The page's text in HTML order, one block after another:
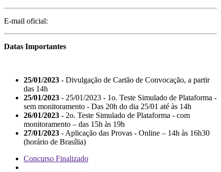
E-mail oficial:
Datas Importantes
25/01/2023 - Divulgação de Cartão de Convocação, a partir
das 14h
25/01/2023 - 25/01/2023 - 1o. Teste Simulado de Plataforma -
sem monitoramento - Das 20h do dia 25/01 até às 14h
26/01/2023 - 2o. Teste Simulado de Plataforma - com
monitoramento – das 15h às 19h
27/01/2023 - Aplicação das Provas - Online – 14h às 16h30
(horário de Brasília)
Concurso Finalizado